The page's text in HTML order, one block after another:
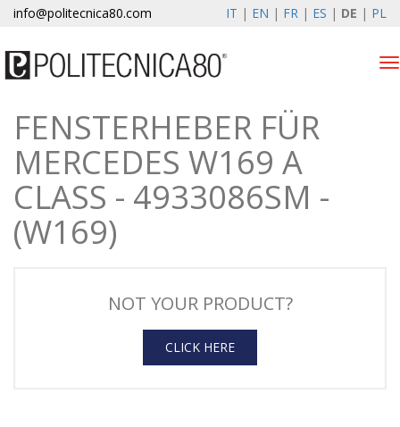
info@politecnica80.com IT | EN | FR | ES | DE | PL
domenica 9 agosto 2026
Produkten
Registrierung
Kundenbereich
FENSTERHEBER FÜR
MERCEDES W169 A
CLASS - 4933086SM -
(W169)
NOT YOUR PRODUCT?
CLICK HERE